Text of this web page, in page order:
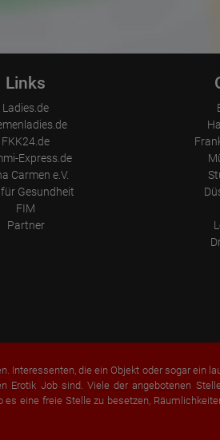
Links
Ladies.de
FKK24.de
Express.de
Carmen e.V.
Gesundheit
FIM
Partner
Interessenten, die ein Objekt oder sogar ein
Job sind. Viele der angebotenen
eine freie Stelle zu besetzen,